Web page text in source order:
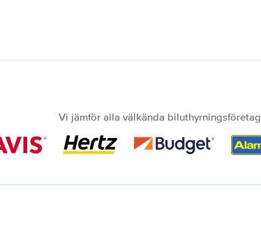
Vi jämför alla välkända biluthyrningsföretag